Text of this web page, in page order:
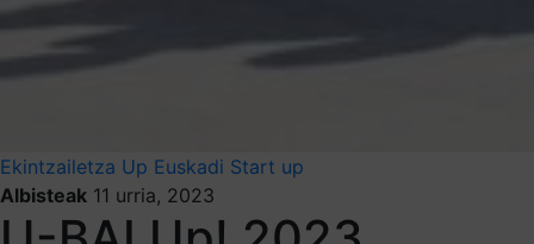
Ekintzailetza Up Euskadi Start up
Albisteak 11 urria, 2023